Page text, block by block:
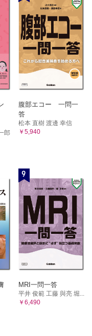
郎
腹部エコー 一問一
答
松本 直樹 渡邊 幸信
￥5,940
9
MRI一問一答
平井 俊範 工藤 與亮 堀...
￥6,490